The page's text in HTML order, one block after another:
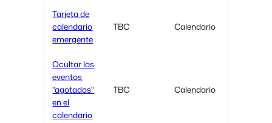
Tarjeta de
calendario
emergente
TBC Calendario
Ocultar los
eventos
"agotados"
en el
calendario
TBC Calendario